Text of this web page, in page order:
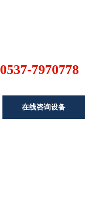
0537-7970778
在线咨询设备